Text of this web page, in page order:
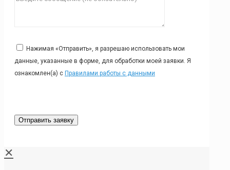
Нажимая «Отправить», я разрешаю использовать мои
данные, указанные в форме, для обработки моей заявки. Я
ознакомлен(а) с Правилами работы с данными
✕